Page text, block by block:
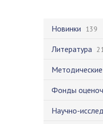
Новинки 139
Литература
Фонды
Научно-